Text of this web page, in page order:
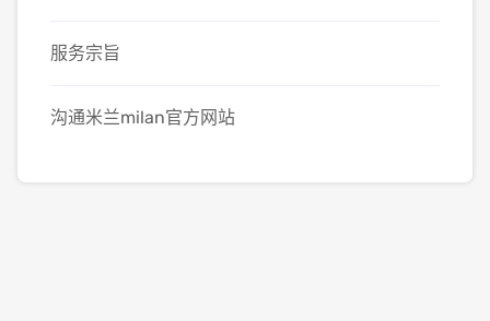
服务宗旨
沟通米兰milan官方网站